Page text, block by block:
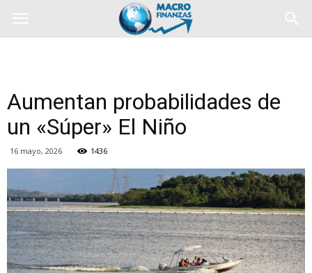
Aumentan probabilidades de
un «Súper» El Niño
16 mayo, 2026 1436